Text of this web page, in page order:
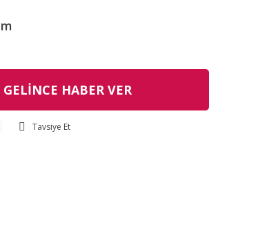
GELİNCE HABER VER
Tavsiye Et